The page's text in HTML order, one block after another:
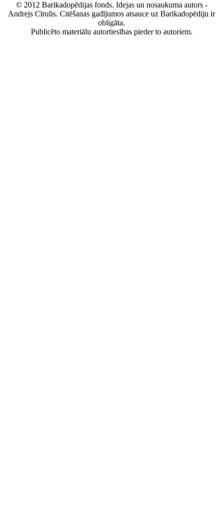
© 2012 Barikadopēdijas fonds. Idejas un nosaukuma autors -
Andrejs Cīrulis. Citēšanas gadījumos atsauce uz Barikadopēdiju ir
obligāta.
Publicēto materiālu autortiesības pieder to autoriem.